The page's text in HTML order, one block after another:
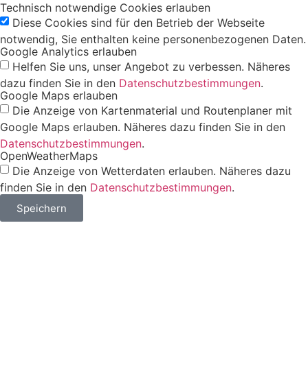
Technisch notwendige Cookies erlauben
Diese Cookies sind für den Betrieb der Webseite
notwendig, Sie enthalten keine personenbezogenen Daten.
Google Analytics erlauben
Helfen Sie uns, unser Angebot zu verbessen. Näheres
dazu finden Sie in den Datenschutzbestimmungen.
Google Maps erlauben
Die Anzeige von Kartenmaterial und Routenplaner mit
Google Maps erlauben. Näheres dazu finden Sie in den
Datenschutzbestimmungen.
OpenWeatherMaps
Die Anzeige von Wetterdaten erlauben. Näheres dazu
finden Sie in den Datenschutzbestimmungen.
Speichern